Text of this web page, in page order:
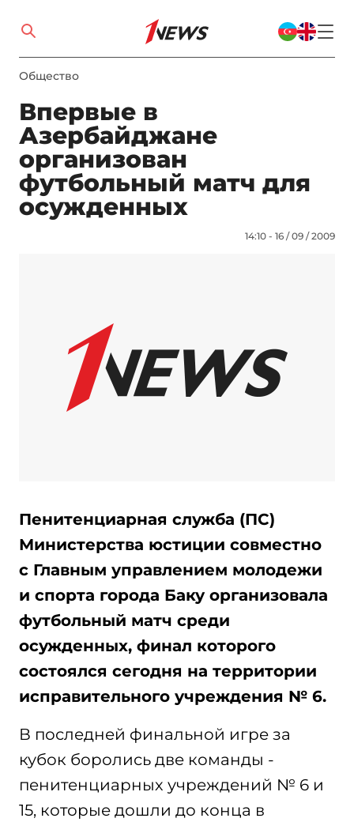
Общество
Впервые в
Азербайджане
организован
футбольный матч для
осужденных
14:10 - 16 / 09 / 2009
Пенитенциарная служба (ПС)
Министерства юстиции совместно
с Главным управлением молодежи
и спорта города Баку организовала
футбольный матч среди
осужденных, финал которого
состоялся сегодня на территории
исправительного учреждения № 6.
В последней финальной игре за
кубок боролись две команды -
пенитенциарных учреждений № 6 и
15, которые дошли до конца в